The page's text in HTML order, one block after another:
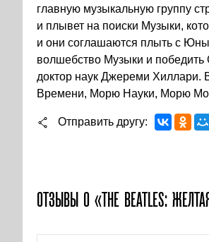
главную музыкальную группу
и плывет на поиски Музыки,
и они соглашаются плыть с
волшебство Музыки и
доктор наук Джереми
Времени, Морю Науки, Морю
Отправить другу
ОТЗЫВЫ О «THE BEATLES: